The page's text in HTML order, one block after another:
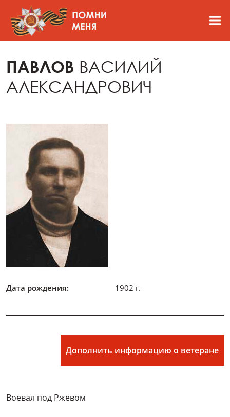
ПАВЛОВ ВАСИЛИЙ
АЛЕКСАНДРОВИЧ
Дата рождения: 1902 г.
Дополнить информацию о ветеране
Воевал под Ржевом